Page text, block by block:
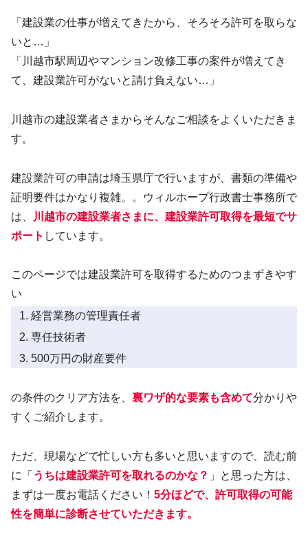
「建設業の仕事が増えてきたから、そろそろ許可を取らな
いと…」
「川越市駅周辺やマンション改修工事の案件が増えてき
て、建設業許可がないと請け負えない…」
川越市の建設業者さまからそんなご相談をよくいただきま
す。
建設業許可の申請は埼玉県庁で行いますが、書類の準備や
証明要件はかなり複雑。。ウィルホープ行政書士事務所で
は、
川越市の建設業者さまに、建設業許可取得を最短でサ
ポート しています。
このページでは建設業許可を取得するためのつまずきやす
い
経営業務の管理責任者
専任技術者
500万円の財産要件
の条件のクリア方法を、 裏ワザ的な要素も含めて分かりや
すくご紹介します。
ただ、現場などで忙しい方も多いと思いますので、読む前
に「 うちは建設業許可を取れるのかな？ 」と思った方は、
まずは一度お電話ください！ 5分ほどで、許可取得の可能
性を簡単に診断させていただきます。